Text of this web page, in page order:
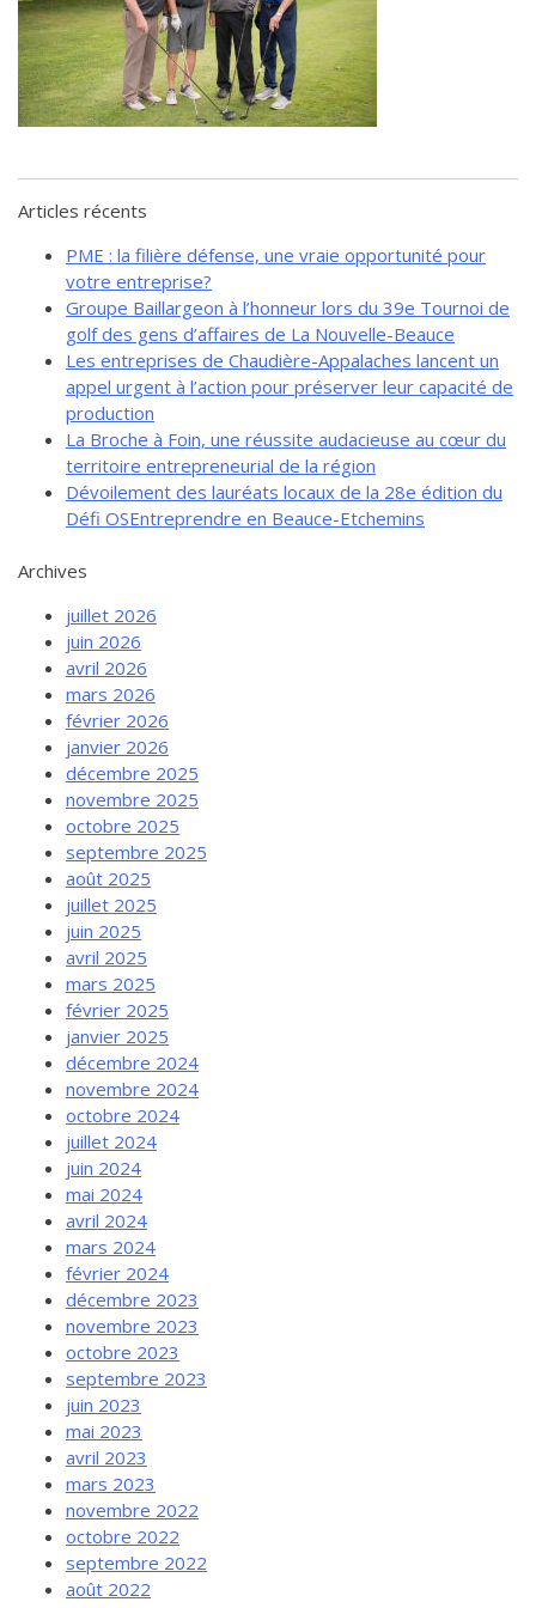
de solidarité
Futurpreneur
Toile entrepreneuriale Nouvelle-
Beauce
Articles récents
PME : la filière défense, une vraie opportunité pour
votre entreprise?
Groupe Baillargeon à l’honneur lors du 39e Tournoi de
golf des gens d’affaires de La Nouvelle-Beauce
Les entreprises de Chaudière-Appalaches lancent un
appel urgent à l’action pour préserver leur capacité de
production
La Broche à Foin, une réussite audacieuse au cœur du
territoire entrepreneurial de la région
Dévoilement des lauréats locaux de la 28e édition du
Défi OSEntreprendre en Beauce-Etchemins
Archives
juillet 2026
juin 2026
avril 2026
mars 2026
février 2026
janvier 2026
décembre 2025
novembre 2025
octobre 2025
septembre 2025
août 2025
juillet 2025
juin 2025
avril 2025
mars 2025
février 2025
janvier 2025
décembre 2024
novembre 2024
octobre 2024
juillet 2024
juin 2024
mai 2024
avril 2024
mars 2024
février 2024
décembre 2023
novembre 2023
octobre 2023
septembre 2023
juin 2023
mai 2023
avril 2023
mars 2023
novembre 2022
octobre 2022
septembre 2022
août 2022